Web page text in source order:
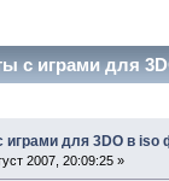
с играми для
играми для 3DO в iso
2007, 20:09:25 »